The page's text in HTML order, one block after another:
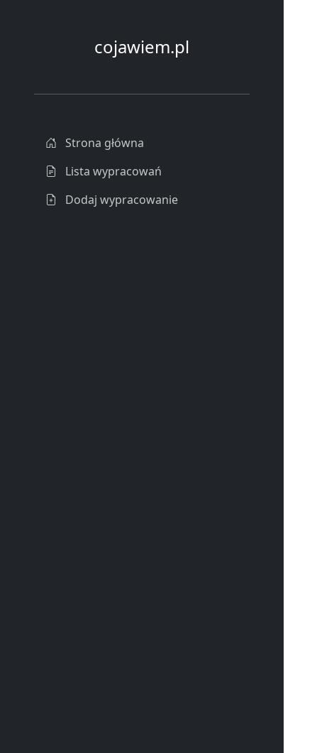
cojawiem.pl
Strona główna
Lista wypracowań
Dodaj wypracowanie